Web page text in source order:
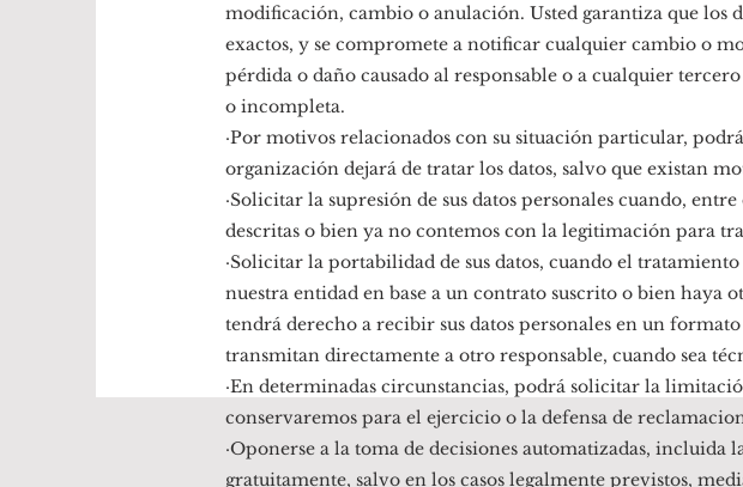
modificación, cambio o anulación. Usted garantiza que los
exactos, y se compromete a notificar cualquier cambio o
pérdida o daño causado al responsable o a cualquier
o incompleta.
·Por motivos relacionados con su situación particular,
organización dejará de tratar los datos, salvo que existan
·Solicitar la supresión de sus datos personales cuando,
descritas o bien ya no contemos con la legitimación para
·Solicitar la portabilidad de sus datos, cuando el
nuestra entidad en base a un contrato suscrito o bien haya
tendrá derecho a recibir sus datos personales en un
transmitan directamente a otro responsable, cuando sea
·En determinadas circunstancias, podrá solicitar la
conservaremos para el ejercicio o la defensa de
·Oponerse a la toma de decisiones automatizadas,
gratuitamente, salvo en los casos legalmente previstos,